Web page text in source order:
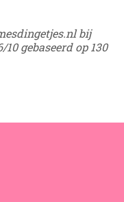
bij
10 gebaseerd op 130